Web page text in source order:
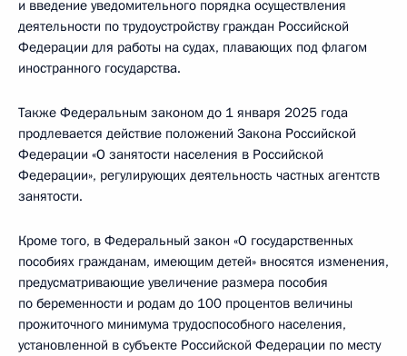
и введение уведомительного порядка осуществления
деятельности по трудоустройству граждан Российской
Федерации для работы на судах, плавающих под флагом
иностранного государства.
Также Федеральным законом до 1 января 2025 года
продлевается действие положений Закона Российской
Федерации «О занятости населения в Российской
Федерации», регулирующих деятельность частных агентств
занятости.
Кроме того, в Федеральный закон «О государственных
пособиях гражданам, имеющим детей» вносятся изменения,
предусматривающие увеличение размера пособия
по беременности и родам до 100 процентов величины
прожиточного минимума трудоспособного населения,
установленной в субъекте Российской Федерации по месту